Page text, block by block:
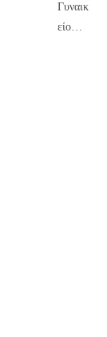
Γυναικ
είο…